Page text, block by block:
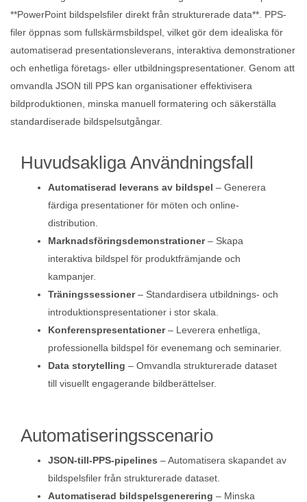
**PowerPoint bildspelsfiler direkt från strukturerade data**. PPS-
filer öppnas som fullskärmsbildspel, vilket gör dem idealiska för
automatiserad presentationsleverans, interaktiva demonstrationer
och enhetliga företags- eller utbildningspresentationer. Genom att
omvandla JSON till PPS kan organisationer effektivisera
bildproduktionen, minska manuell formatering och säkerställa
standardiserade bildspelsutgångar.
Huvudsakliga Användningsfall
Automatiserad leverans av bildspel – Generera
färdiga presentationer för möten och online-
distribution.
Marknadsföringsdemonstrationer– Skapa
interaktiva bildspel för produktfrämjande och
kampanjer.
Träningssessioner– Standardisera utbildnings- och
introduktionspresentationer i stor skala.
Konferenspresentationer– Leverera enhetliga,
professionella bildspel för evenemang och seminarier.
Data storytelling – Omvandla strukturerade dataset
till visuellt engagerande bildberättelser.
Automatiseringsscenario
JSON-till-PPS-pipelines – Automatisera skapandet av
bildspelsfiler från strukturerade dataset.
Automatiserad bildspelsgenerering – Minska